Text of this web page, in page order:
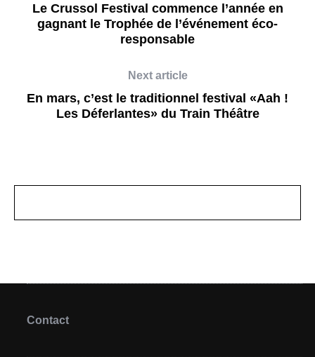
Le Crussol Festival commence l’année en
gagnant le Trophée de l’événement éco-
responsable
Next article
En mars, c’est le traditionnel festival «Aah !
Les Déferlantes» du Train Théâtre
Contact